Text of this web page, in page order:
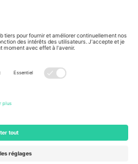
Services de l'entreprise
Comment ça marche
Hôtels
Centre d'information sur la Coupe